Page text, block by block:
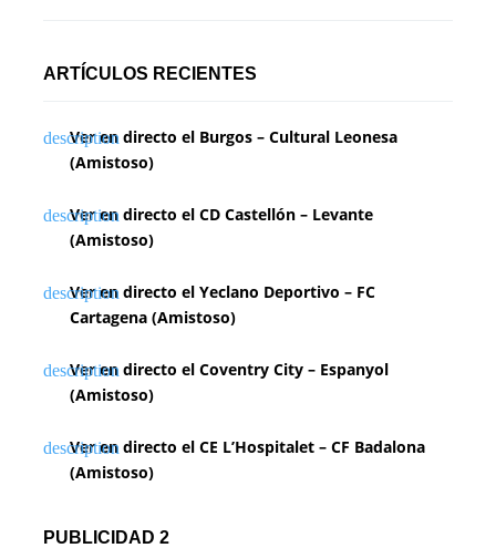
ARTÍCULOS RECIENTES
Ver en directo el Burgos – Cultural Leonesa
(Amistoso)
Ver en directo el CD Castellón – Levante
(Amistoso)
Ver en directo el Yeclano Deportivo – FC
Cartagena (Amistoso)
Ver en directo el Coventry City – Espanyol
(Amistoso)
Ver en directo el CE L’Hospitalet – CF Badalona
(Amistoso)
PUBLICIDAD 2